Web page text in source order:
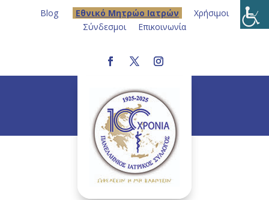
Blog Eθνικό Μητρώο Ιατρών
Χρήσιμοι
Σύνδεσμοι
Επικοινωνία